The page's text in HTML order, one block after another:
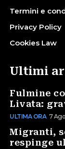
Termini e
Privacy Policy
Cookies Law
Ultimi
Fulmine
Livata:
ULTIMA ORA 7
Migranti,
respinge